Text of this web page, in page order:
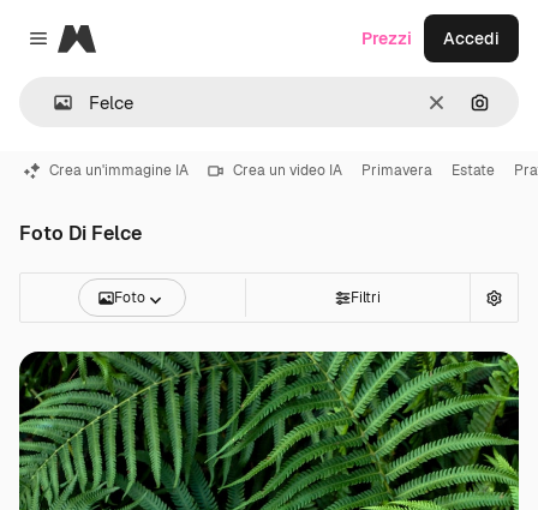
Close menu
Magnific
CancellaCerca
Prezzi Accedi
Crea un'immagine IA Crea un video IA Primavera Estate
Foto Di Felce
Foto Filtri